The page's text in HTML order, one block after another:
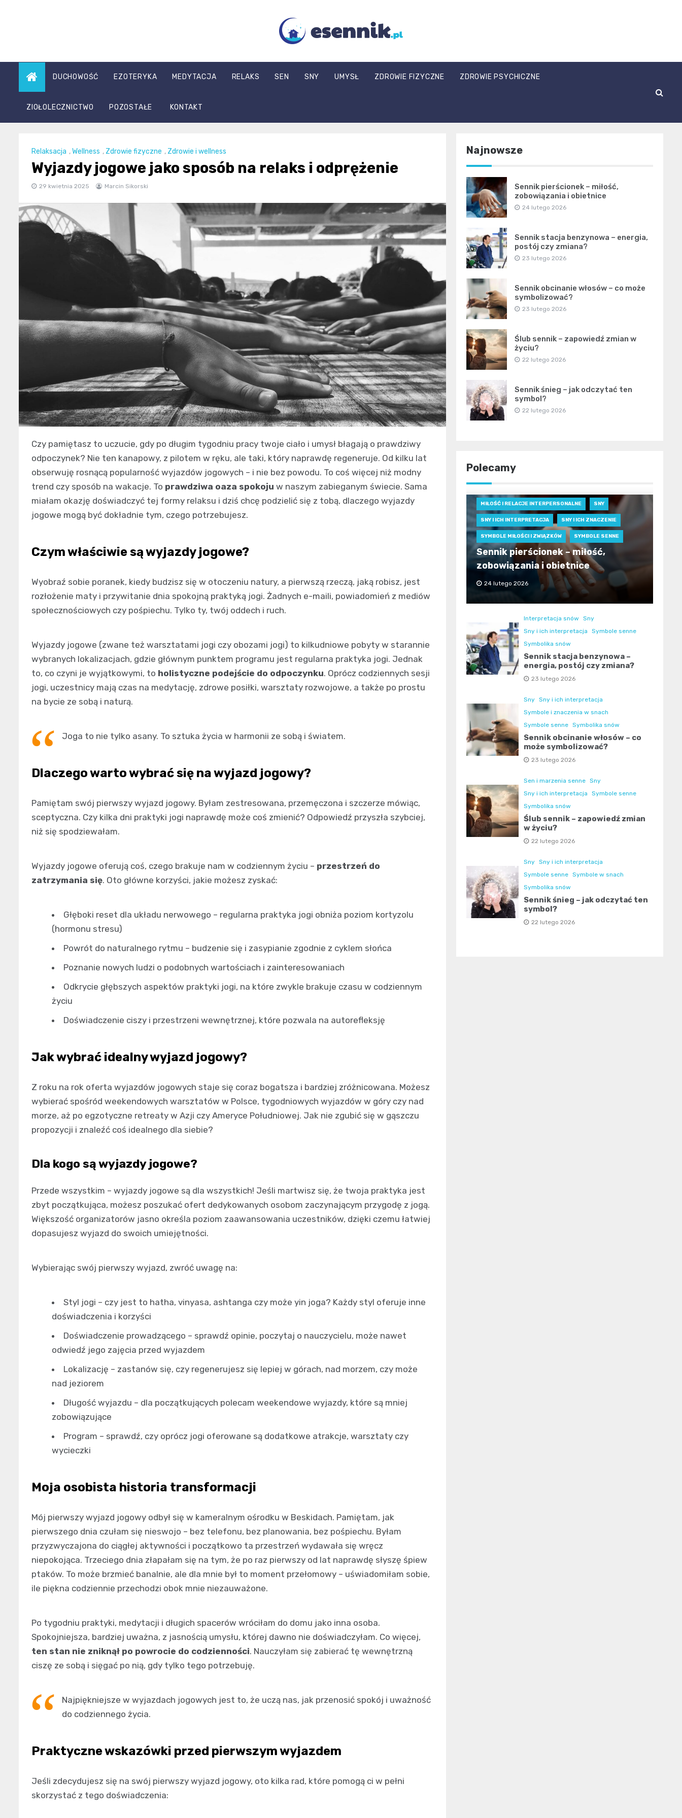
esennik.pl
DUCHOWOŚĆ EZOTERYKA MEDYTACJA RELAKS SEN SNY UMYSŁ ZDROWIE FIZYCZNE ZDROWIE PSYCHICZNE
ZIOŁOLECZNICTWO POZOSTAŁE KONTAKT
Relaksacja ,Wellness , Zdrowie fizyczne , Zdrowie i wellness
Wyjazdy jogowe jako sposób na relaks i odprężenie
29 kwietnia 2025 Marcin Sikorski
Czy pamiętasz to uczucie, gdy po długim tygodniu pracy twoje ciało i umysł błagają o prawdziwy
odpoczynek? Nie ten kanapowy, z pilotem w ręku, ale taki, który naprawdę regeneruje. Od kilku lat
obserwuję rosnącą popularność wyjazdów jogowych – i nie bez powodu. To coś więcej niż modny
trend czy sposób na wakacje. To prawdziwa oaza spokoju w naszym zabieganym świecie. Sama
miałam okazję doświadczyć tej formy relaksu i dziś chcę podzielić się z tobą, dlaczego wyjazdy
jogowe mogą być dokładnie tym, czego potrzebujesz.
Czym właściwie są wyjazdy jogowe?
Wyobraź sobie poranek, kiedy budzisz się w otoczeniu natury, a pierwszą rzeczą, jaką robisz, jest
rozłożenie maty i przywitanie dnia spokojną praktyką jogi. Żadnych e-maili, powiadomień z mediów
społecznościowych czy pośpiechu. Tylko ty, twój oddech i ruch.
Wyjazdy jogowe (zwane też warsztatami jogi czy obozami jogi) to kilkudniowe pobyty w starannie
wybranych lokalizacjach, gdzie głównym punktem programu jest regularna praktyka jogi. Jednak
to, co czyni je wyjątkowymi, to holistyczne podejście do odpoczynku. Oprócz codziennych sesji
jogi, uczestnicy mają czas na medytację, zdrowe posiłki, warsztaty rozwojowe, a także po prostu
na bycie ze sobą i naturą.
Joga to nie tylko asany. To sztuka życia w harmonii ze sobą i światem.
Dlaczego warto wybrać się na wyjazd jogowy?
Pamiętam swój pierwszy wyjazd jogowy. Byłam zestresowana, przemęczona i szczerze mówiąc,
sceptyczna. Czy kilka dni praktyki jogi naprawdę może coś zmienić? Odpowiedź przyszła szybciej,
niż się spodziewałam.
Wyjazdy jogowe oferują coś, czego brakuje nam w codziennym życiu – przestrzeń do
zatrzymania się. Oto główne korzyści, jakie możesz zyskać:
Głęboki reset dla układu nerwowego – regularna praktyka jogi obniża poziom kortyzolu
(hormonu stresu)
Powrót do naturalnego rytmu – budzenie się i zasypianie zgodnie z cyklem słońca
Poznanie nowych ludzi o podobnych wartościach i zainteresowaniach
Odkrycie głębszych aspektów praktyki jogi, na które zwykle brakuje czasu w codziennym
życiu
Doświadczenie ciszy i przestrzeni wewnętrznej, które pozwala na autorefleksję
Jak wybrać idealny wyjazd jogowy?
Z roku na rok oferta wyjazdów jogowych staje się coraz bogatsza i bardziej zróżnicowana. Możesz
wybierać spośród weekendowych warsztatów w Polsce, tygodniowych wyjazdów w góry czy nad
morze, aż po egzotyczne retreaty w Azji czy Ameryce Południowej. Jak nie zgubić się w gąszczu
propozycji i znaleźć coś idealnego dla siebie?
Dla kogo są wyjazdy jogowe?
Przede wszystkim – wyjazdy jogowe są dla wszystkich! Jeśli martwisz się, że twoja praktyka jest
zbyt początkująca, możesz poszukać ofert dedykowanych osobom zaczynającym przygodę z jogą.
Większość organizatorów jasno określa poziom zaawansowania uczestników, dzięki czemu łatwiej
dopasujesz wyjazd do swoich umiejętności.
Wybierając swój pierwszy wyjazd, zwróć uwagę na:
Styl jogi – czy jest to hatha, vinyasa, ashtanga czy może yin joga? Każdy styl oferuje inne
doświadczenia i korzyści
Doświadczenie prowadzącego – sprawdź opinie, poczytaj o nauczycielu, może nawet
odwiedź jego zajęcia przed wyjazdem
Lokalizację – zastanów się, czy regenerujesz się lepiej w górach, nad morzem, czy może
nad jeziorem
Długość wyjazdu – dla początkujących polecam weekendowe wyjazdy, które są mniej
zobowiązujące
Program – sprawdź, czy oprócz jogi oferowane są dodatkowe atrakcje, warsztaty czy
wycieczki
Moja osobista historia transformacji
Mój pierwszy wyjazd jogowy odbył się w kameralnym ośrodku w Beskidach. Pamiętam, jak
pierwszego dnia czułam się nieswojo – bez telefonu, bez planowania, bez pośpiechu. Byłam
przyzwyczajona do ciągłej aktywności i początkowo ta przestrzeń wydawała się wręcz
niepokojąca. Trzeciego dnia złapałam się na tym, że po raz pierwszy od lat naprawdę słyszę śpiew
ptaków. To może brzmieć banalnie, ale dla mnie był to moment przełomowy – uświadomiłam sobie,
ile piękna codziennie przechodzi obok mnie niezauważone.
Po tygodniu praktyki, medytacji i długich spacerów wróciłam do domu jako inna osoba.
Spokojniejsza, bardziej uważna, z jasnością umysłu, której dawno nie doświadczyłam. Co więcej,
ten stan nie zniknął po powrocie do codzienności. Nauczyłam się zabierać tę wewnętrzną
ciszę ze sobą i sięgać po nią, gdy tylko tego potrzebuję.
Najpiękniejsze w wyjazdach jogowych jest to, że uczą nas, jak przenosić spokój i uważność
do codziennego życia.
Praktyczne wskazówki przed pierwszym wyjazdem
Jeśli zdecydujesz się na swój pierwszy wyjazd jogowy, oto kilka rad, które pomogą ci w pełni
skorzystać z tego doświadczenia:
Najnowsze
Sennik pierścionek – miłość,
zobowiązania i obietnice
24 lutego 2026
Sennik stacja benzynowa – energia,
postój czy zmiana?
23 lutego 2026
Sennik obcinanie włosów – co może
symbolizować?
23 lutego 2026
Ślub sennik – zapowiedź zmian w
życiu?
22 lutego 2026
Sennik śnieg – jak odczytać ten
symbol?
22 lutego 2026
Polecamy
MIŁOŚĆ I RELACJE INTERPERSONALNE SNY
SNY I ICH INTERPRETACJA SNY I ICH ZNACZENIE
SYMBOLE MIŁOŚCI I ZWIĄZKÓW SYMBOLE SENNE
Sennik pierścionek – miłość,
zobowiązania i obietnice
24 lutego 2026
Interpretacja snów
Sny
Sny i ich interpretacja
Symbole senne
Symbolika snów
Sennik stacja benzynowa –
energia, postój czy zmiana?
23 lutego 2026
Sny Sny i ich interpretacja
Symbole i znaczenia w snach
Symbole senne Symbolika snów
Sennik obcinanie włosów – co
może symbolizować?
23 lutego 2026
Sen i marzenia senne Sny
Sny i ich interpretacja
Symbole senne
Symbolika snów
Ślub sennik – zapowiedź zmian
w życiu?
22 lutego 2026
Sny Sny i ich interpretacja
Symbole senne Symbole w snach
Symbolika snów
Sennik śnieg – jak odczytać ten
symbol?
22 lutego 2026